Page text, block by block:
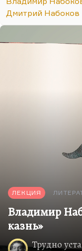
загулок вели
был разочарован,
романе
понимаете,
установка. Он
и поэтому
Дмитрий Набоков
ЛЕКЦИЯ
Владимир
казнь»
Трудно